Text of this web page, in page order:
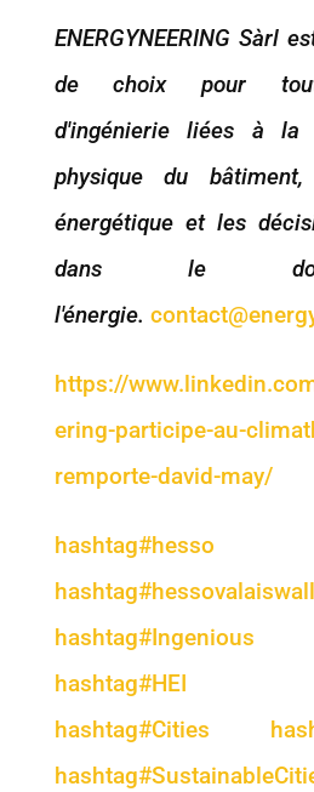
ENERGYNEERING Sàrl
de choix pour
d'ingénierie liées à la
physique du bâtiment,
énergétique et les
dans le
l'énergie.
https://
ering-participe-au-
remporte-david-may/
hashtag#hesso
hashtag#
hashtag#Ingenious
hashtag#HEI
hashtag#Cities
hashtag#